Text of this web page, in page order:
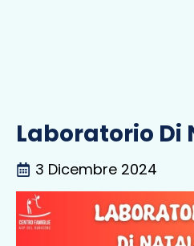
Laboratorio Di
3 Dicembre 2024